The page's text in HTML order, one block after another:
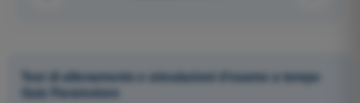
Test di allenamento e simulazioni d'esame a tempo
Quiz Paramotore